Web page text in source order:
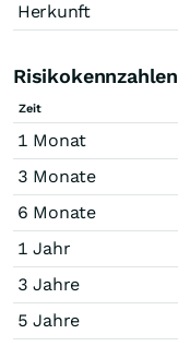
Herkunft
Risikokennzahlen
Zeit
1 Monat
3 Monate
6 Monate
1 Jahr
3 Jahre
5 Jahre